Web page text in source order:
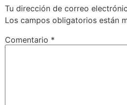
Tu dirección de correo
Los campos obligatorios están
Comentario *